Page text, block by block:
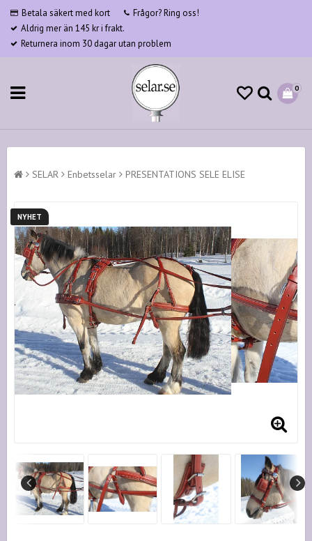
Betala säkert med kort
Frågor? Ring oss!
Aldrig mer än 145 kr i frakt.
Returnera inom 30 dagar utan problem
0
SELAR Enbetsselar PRESENTATIONS SELE ELISE
NYHET